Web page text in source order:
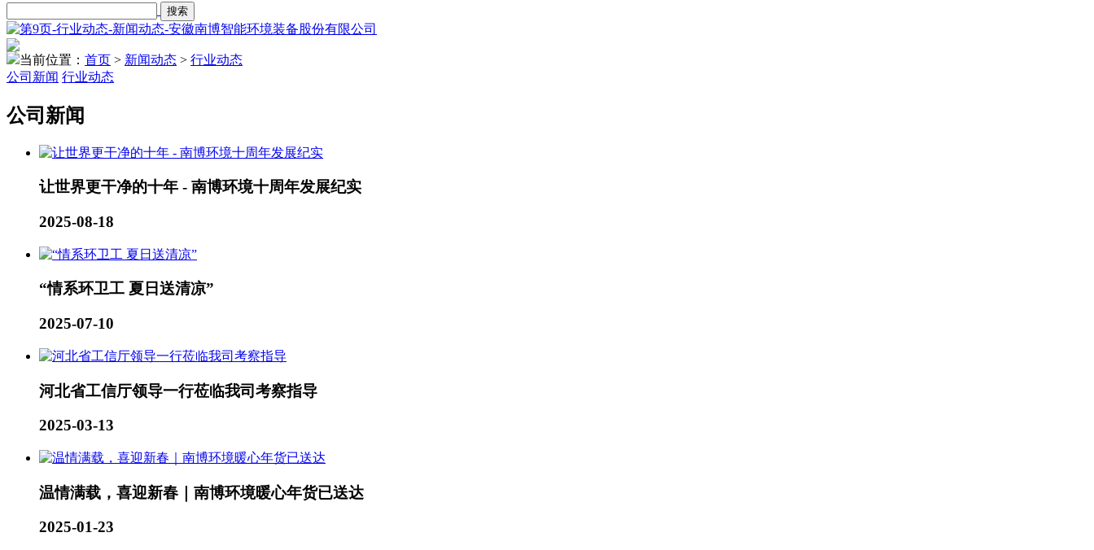
当前位置： 首页 > 新闻动态 > 行业动态
公司新闻 行业动态
公司新闻
让世界更干净的十年 - 南博环境十周年发展纪实
2025-08-18
“情系环卫工 夏日送清凉”
2025-07-10
河北省工信厅领导一行莅临我司考察指导
2025-03-13
温情满载，喜迎新春｜南博环境暖心年货已送达
2025-01-23